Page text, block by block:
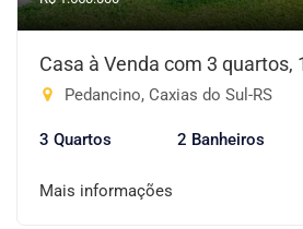
Casa à Venda com 3 quartos,
Pedancino, Caxias do Sul-RS
3 Quartos 2 Banheiros
Mais informações